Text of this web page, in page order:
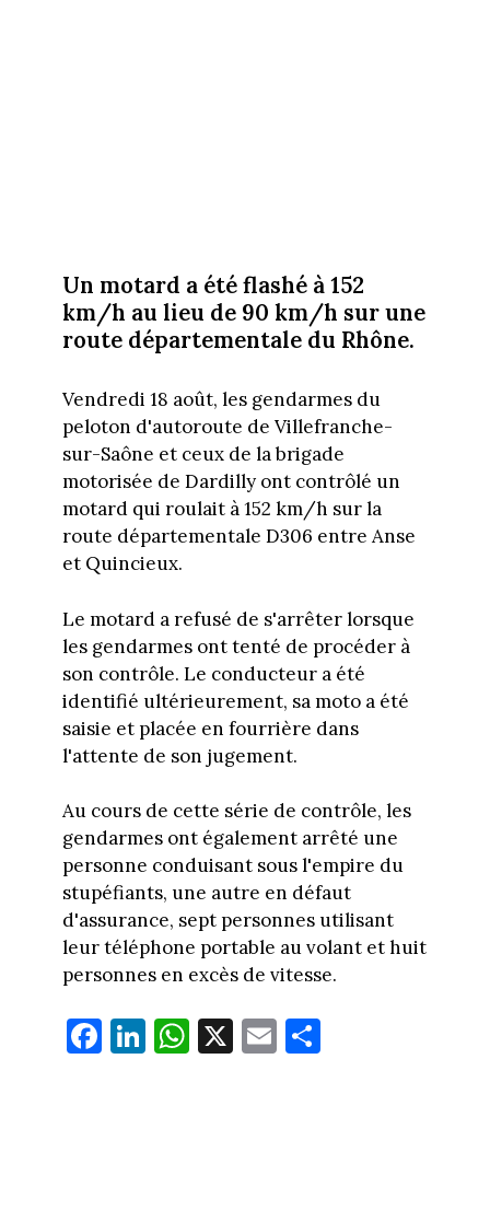
Un motard a été flashé à 152
km/h au lieu de 90 km/h sur une
route départementale du Rhône.
Vendredi 18 août, les gendarmes du
peloton d'autoroute de Villefranche-
sur-Saône et ceux de la brigade
motorisée de Dardilly ont contrôlé un
motard qui roulait à 152 km/h sur la
route départementale D306 entre Anse
et Quincieux.
Le motard a refusé de s'arrêter lorsque
les gendarmes ont tenté de procéder à
son contrôle. Le conducteur a été
identifié ultérieurement, sa moto a été
saisie et placée en fourrière dans
l'attente de son jugement.
Au cours de cette série de contrôle, les
gendarmes ont également arrêté une
personne conduisant sous l'empire du
stupéfiants, une autre en défaut
d'assurance, sept personnes utilisant
leur téléphone portable au volant et huit
personnes en excès de vitesse.
Fa
ce
Li
nk
W
ha
X E
m
Pa
rt